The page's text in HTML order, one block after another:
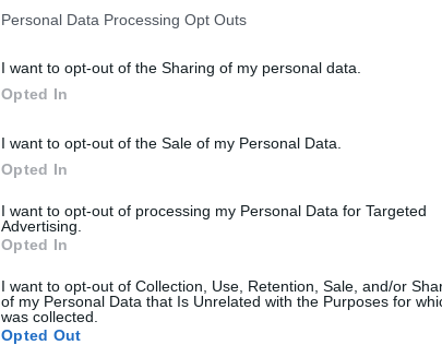
Personal Data Processing Opt Outs
I want to opt-out of the Sharing of my personal data.
Opted In
I want to opt-out of the Sale of my Personal Data.
Opted In
I want to opt-out of processing my Personal Data for Targeted
Advertising.
Opted In
I want to opt-out of Collection, Use, Retention, Sale, and/or
of my Personal Data that Is Unrelated with the Purposes for
was collected.
Opted Out